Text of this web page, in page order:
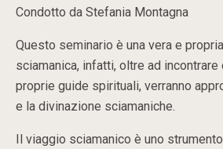
Condotto da Stefania Montagna
Questo seminario è una vera e
sciamanica, infatti, oltre ad
proprie guide spirituali, verranno
e la divinazione sciamaniche.
Il viaggio sciamanico è uno